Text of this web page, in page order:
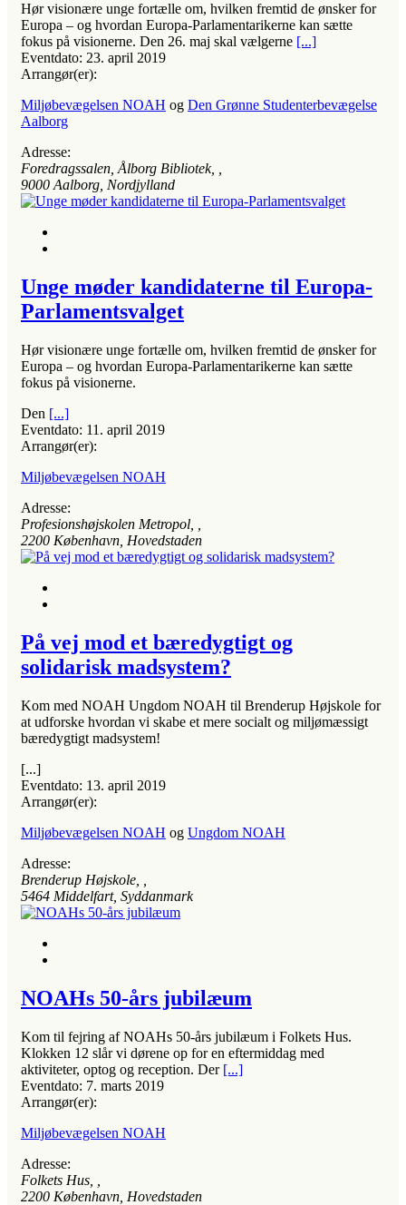
Hør visionære unge fortælle om, hvilken fremtid de ønsker for
Europa – og hvordan Europa-Parlamentarikerne kan sætte
fokus på visionerne. Den 26. maj skal vælgerne [...]
Eventdato: 23. april 2019
Arrangør(er):
Miljøbevægelsen NOAH og Den Grønne Studenterbevægelse
Aalborg
Adresse:
Foredragssalen, Ålborg Bibliotek, ,
9000 Aalborg, Nordjylland
Unge møder kandidaterne til Europa-
Parlamentsvalget
Hør visionære unge fortælle om, hvilken fremtid de ønsker for
Europa – og hvordan Europa-Parlamentarikerne kan sætte
fokus på visionerne.
Den [...]
Eventdato: 11. april 2019
Arrangør(er):
Miljøbevægelsen NOAH
Adresse:
Profesionshøjskolen Metropol
2200 København, Hovedstaden
På vej mod et bæredygtigt og
solidarisk madsystem?
Kom med NOAH Ungdom NOAH til Brenderup Højskole for
at udforske hvordan vi skabe et mere socialt og miljømæssigt
bæredygtigt madsystem!
[...]
Eventdato: 13. april 2019
Arrangør(er):
Miljøbevægelsen NOAH og Ungdom NOAH
Adresse:
Brenderup Højskole
5464 Middelfart, Syddanmark
NOAHs 50-års jubilæum
Kom til fejring af NOAHs 50-års jubilæum i Folkets Hus.
Klokken 12 slår vi dørene op for en eftermiddag med
aktiviteter, optog og reception. Der [...]
Eventdato: 7. marts 2019
Arrangør(er):
Miljøbevægelsen NOAH
Adresse:
Folkets Hus
2200 København, Hovedstaden